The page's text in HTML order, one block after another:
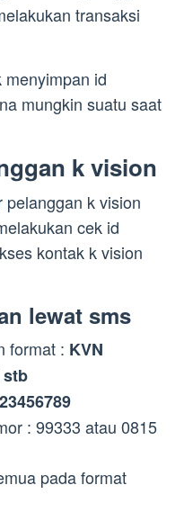
transaksi
id
mungkin suatu saat
k vision
k vision
cek id
kontak k vision
lewat sms
format : KVN
stb
: 99333 atau 0815
pada format